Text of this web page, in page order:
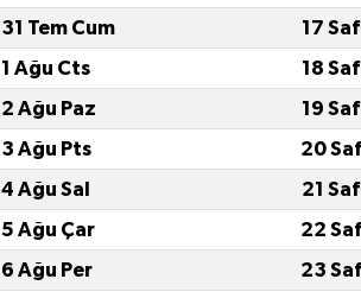
31 Tem Cum
17
1 Ağu Cts
18
2 Ağu Paz
19
3 Ağu Pts
20
4 Ağu Sal
21
5 Ağu Çar
22
6 Ağu Per
23